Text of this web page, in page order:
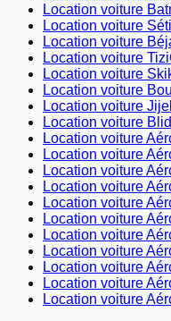
Location voiture
Location voiture
Location voiture
Location voiture
Location voiture
Location voiture
Location voiture Jijel
Location voiture
Location voiture
Location voiture
Location voiture
Location voiture
Location voiture
Location voiture
Location voiture
Location voiture
Location voiture
Location voiture
Location voiture